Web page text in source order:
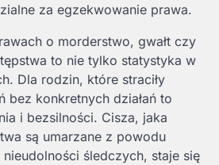
za egzekwowanie prawa.
o morderstwo, gwałt czy
to nie tylko statystyka w
Dla rodzin, które straciły
bez konkretnych działań to
i bezsilności. Cisza, jaka
są umarzane z powodu
śledczych, staje się